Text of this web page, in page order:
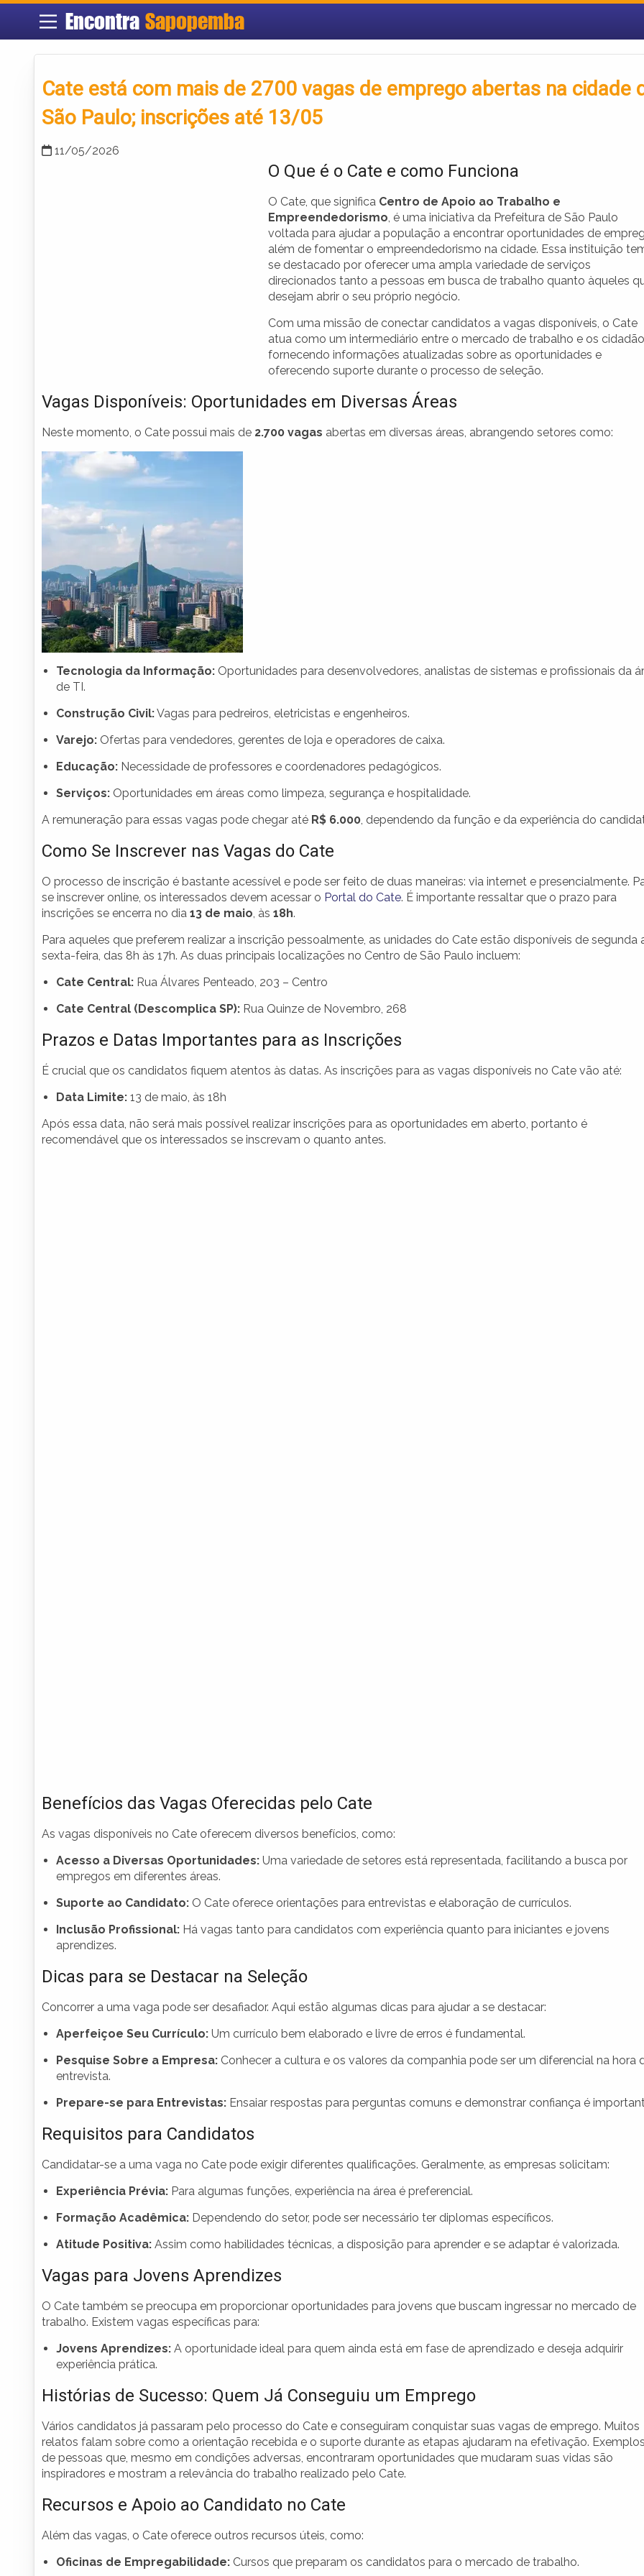
Encontra Sapopemba
Cate está com mais de 2700 vagas de emprego abertas na cidade
São Paulo; inscrições até 13/05
11/05/2026
O Que é o Cate e como Funciona
O Cate, que significa Centro de Apoio ao Trabalho e
Empreendedorismo, é uma iniciativa da Prefeitura de São Paulo
voltada para ajudar a população a encontrar oportunidades de
além de fomentar o empreendedorismo na cidade. Essa instituição
se destacado por oferecer uma ampla variedade de serviços
direcionados tanto a pessoas em busca de trabalho quanto àqueles
desejam abrir o seu próprio negócio.
Com uma missão de conectar candidatos a vagas disponíveis, o Cate
atua como um intermediário entre o mercado de trabalho e os
fornecendo informações atualizadas sobre as oportunidades e
oferecendo suporte durante o processo de seleção.
Vagas Disponíveis: Oportunidades em Diversas Áreas
Neste momento, o Cate possui mais de 2.700 vagas abertas em diversas áreas, abrangendo setores como:
Tecnologia da Informação: Oportunidades para desenvolvedores, analistas de sistemas e profissionais da
de TI.
Construção Civil:Vagas para pedreiros, eletricistas e engenheiros.
Varejo: Ofertas para vendedores, gerentes de loja e operadores de caixa.
Educação: Necessidade de professores e coordenadores pedagógicos.
Serviços: Oportunidades em áreas como limpeza, segurança e hospitalidade.
A remuneração para essas vagas pode chegar até R$ 6.000, dependendo da função e da experiência do
Como Se Inscrever nas Vagas do Cate
O processo de inscrição é bastante acessível e pode ser feito de duas maneiras: via internet e presencialmente.
se inscrever online, os interessados devem acessar o Portal do Cate. É importante ressaltar que o prazo para
inscrições se encerra no dia 13 de maio, às 18h.
Para aqueles que preferem realizar a inscrição pessoalmente, as unidades do Cate estão disponíveis de segunda
sexta-feira, das 8h às 17h. As duas principais localizações no Centro de São Paulo incluem:
Cate Central: Rua Álvares Penteado, 203 – Centro
Cate Central (Descomplica SP): Rua Quinze de Novembro, 268
Prazos e Datas Importantes para as Inscrições
É crucial que os candidatos fiquem atentos às datas. As inscrições para as vagas disponíveis no Cate vão até:
Data Limite: 13 de maio, às 18h
Após essa data, não será mais possível realizar inscrições para as oportunidades em aberto, portanto é
recomendável que os interessados se inscrevam o quanto antes.
Benefícios das Vagas Oferecidas pelo Cate
As vagas disponíveis no Cate oferecem diversos benefícios, como:
Acesso a Diversas Oportunidades: Uma variedade de setores está representada, facilitando a busca por
empregos em diferentes áreas.
Suporte ao Candidato: O Cate oferece orientações para entrevistas e elaboração de currículos.
Inclusão Profissional: Há vagas tanto para candidatos com experiência quanto para iniciantes e jovens
aprendizes.
Dicas para se Destacar na Seleção
Concorrer a uma vaga pode ser desafiador. Aqui estão algumas dicas para ajudar a se destacar:
Aperfeiçoe Seu Currículo: Um currículo bem elaborado e livre de erros é fundamental.
Pesquise Sobre a Empresa: Conhecer a cultura e os valores da companhia pode ser um diferencial na hora
entrevista.
Prepare-se para Entrevistas: Ensaiar respostas para perguntas comuns e demonstrar confiança é
Requisitos para Candidatos
Candidatar-se a uma vaga no Cate pode exigir diferentes qualificações. Geralmente, as empresas solicitam:
Experiência Prévia: Para algumas funções, experiência na área é preferencial.
Formação Acadêmica: Dependendo do setor, pode ser necessário ter diplomas específicos.
Atitude Positiva: Assim como habilidades técnicas, a disposição para aprender e se adaptar é valorizada.
Vagas para Jovens Aprendizes
O Cate também se preocupa em proporcionar oportunidades para jovens que buscam ingressar no mercado de
trabalho. Existem vagas específicas para:
Jovens Aprendizes: A oportunidade ideal para quem ainda está em fase de aprendizado e deseja adquirir
experiência prática.
Histórias de Sucesso: Quem Já Conseguiu um Emprego
Vários candidatos já passaram pelo processo do Cate e conseguiram conquistar suas vagas de emprego. Muitos
relatos falam sobre como a orientação recebida e o suporte durante as etapas ajudaram na efetivação.
de pessoas que, mesmo em condições adversas, encontraram oportunidades que mudaram suas vidas são
inspiradores e mostram a relevância do trabalho realizado pelo Cate.
Recursos e Apoio ao Candidato no Cate
Além das vagas, o Cate oferece outros recursos úteis, como:
Oficinas de Empregabilidade: Cursos que preparam os candidatos para o mercado de trabalho.